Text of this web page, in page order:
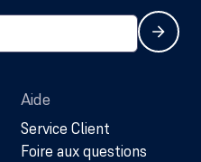
Aide
Service Client
Foire aux questions